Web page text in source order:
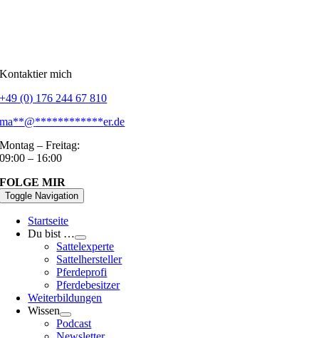
Kontaktier mich
+49 (0) 176 244 67 810
ma**@************er.de
Montag – Freitag:
09:00 – 16:00
FOLGE MIR
Toggle Navigation
Startseite
Du bist …
Sattelexperte
Sattelhersteller
Pferdeprofi
Pferdebesitzer
Weiterbildungen
Wissen
Podcast